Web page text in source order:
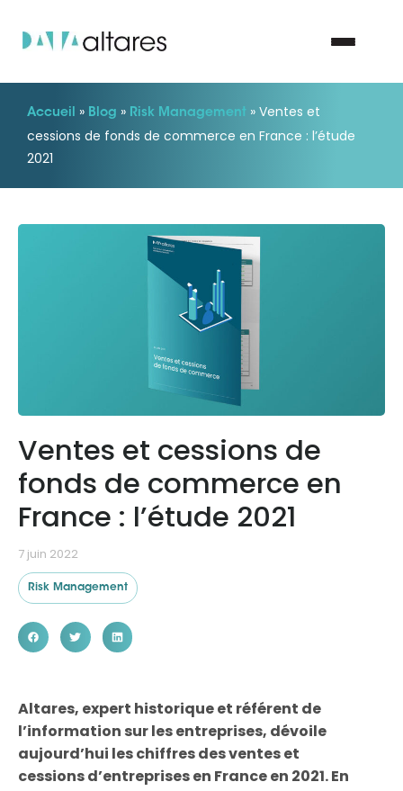
Nous contacter
Ressources
Accueil » Blog » Risk Management » Ventes et
cessions de fonds de commerce en France : l’étude
2021
Ventes et cessions de
fonds de commerce en
France : l’étude 2021
7 juin 2022
Risk Management
Altares, expert historique et référent de
l’information sur les entreprises, dévoile
aujourd’hui les chiffres des ventes et
cessions d’entreprises en France en 2021. En